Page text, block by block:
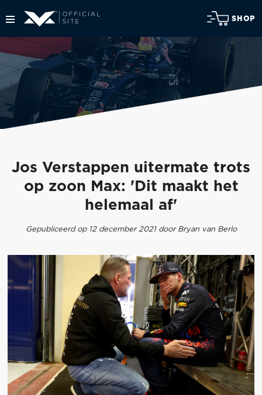
SHOP
Jos Verstappen uitermate trots
op zoon Max: 'Dit maakt het
helemaal af'
Gepubliceerd op 12 december 2021 door Bryan van Berlo